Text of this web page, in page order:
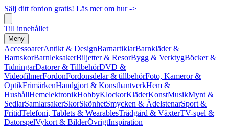
Sälj ditt fordon gratis! Läs mer om hur ->
Till innehållet
Meny
AccessoarerAntikt & DesignBarnartiklarBarnkläder &
BarnskorBarnleksakerBiljetter & ResorBygg & VerktygBöcker &
TidningarDatorer & TillbehörDVD &
VideofilmerFordonFordonsdelar & tillbehörFoto, Kameror &
OptikFrimärkenHandgjort & KonsthantverkHem &
HushållHemelektronikHobbyKlockorKläderKonstMusikMynt &
SedlarSamlarsakerSkorSkönhetSmycken & ÄdelstenarSport &
FritidTelefoni, Tablets & WearablesTrädgård & VäxterTV-spel &
DatorspelVykort & BilderÖvrigtInspiration